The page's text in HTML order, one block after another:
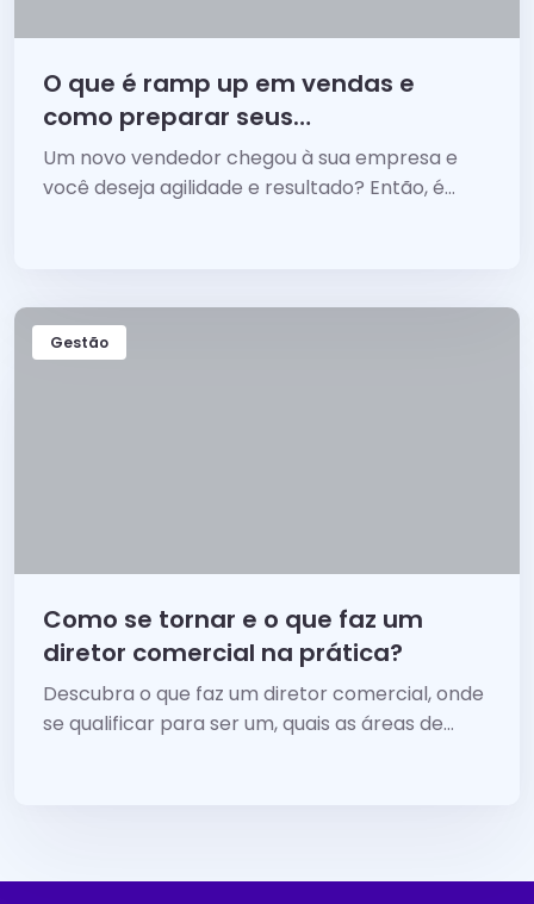
O que é ramp up em vendas e
como preparar seus
vendedores?
Um novo vendedor chegou à sua empresa e
você deseja agilidade e resultado? Então, é
Gestão
Como se tornar e o que faz um
diretor comercial na prática?
Descubra o que faz um diretor comercial, onde
se qualificar para ser um, quais as áreas de